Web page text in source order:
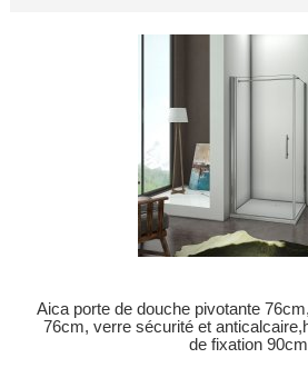
Aica porte de douche pivotante
76cm, verre sécurité et
de fixation 90cm